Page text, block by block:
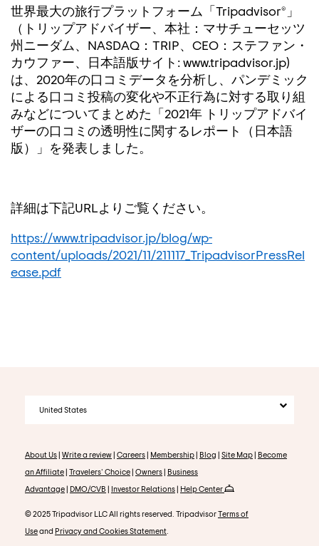
世界最大の旅行プラットフォーム「Tripadvisor®」
（トリップアドバイザー、本社：マサチューセッツ
州ニーダム、NASDAQ：TRIP、CEO：ステファン・
カウファー、日本語版サイト: www.tripadvisor.jp)
は、2020年の口コミデータを分析し、パンデミック
による口コミ投稿の変化や不正行為に対する取り組
みなどについてまとめた「2021年 トリップアドバイ
ザーの口コミの透明性に関するレポート（日本語
版）」を発表しました。
詳細は下記URLよりご覧ください。
https://www.tripadvisor.jp/blog/wp-
content/uploads/2021/11/211117_TripadvisorPressRel
ease.pdf
United States
About Us| Write a review| Careers| Membership| Blog | Site Map| Become
an Affiliate| Travelers' Choice| Owners| Business
Advantage| DMO/CVB | Investor Relations| Help Center
© 2025 Tripadvisor LLC All rights reserved. TripadvisorTerms of
Useand Privacy and Cookies Statement